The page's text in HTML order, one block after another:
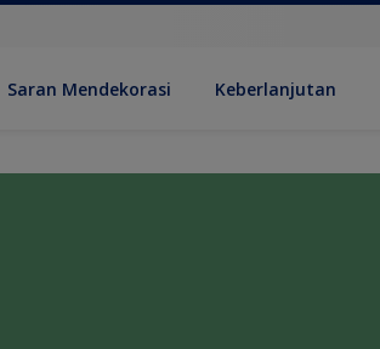
Saran Mendekorasi Keberlanjutan